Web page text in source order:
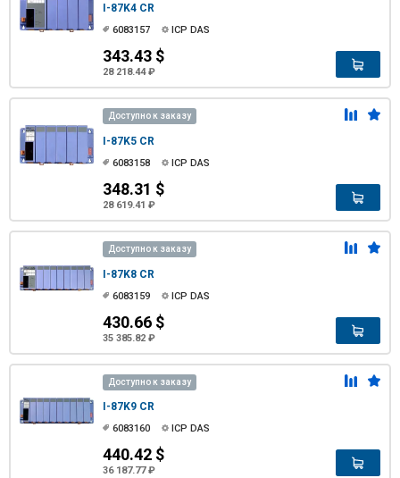
I-87K4 CR
6083157 ICP DAS
343.43 $
28 218.44 ₽
Доступно к заказу
I-87K5 CR
6083158 ICP DAS
348.31 $
28 619.41 ₽
Доступно к заказу
I-87K8 CR
6083159 ICP DAS
430.66 $
35 385.82 ₽
Доступно к заказу
I-87K9 CR
6083160 ICP DAS
440.42 $
36 187.77 ₽